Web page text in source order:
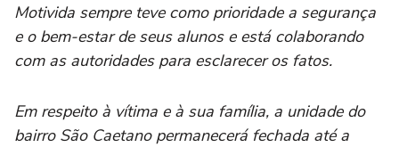
Motivida sempre teve como prioridade a segurança
e o bem-estar de seus alunos e está colaborando
com as autoridades para esclarecer os fatos.
Em respeito à vítima e à sua família, a unidade do
bairro São Caetano permanecerá fechada até a